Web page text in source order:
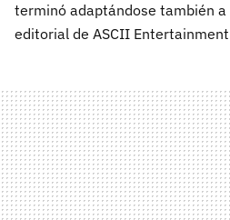
terminó adaptándose también a
editorial de ASCII